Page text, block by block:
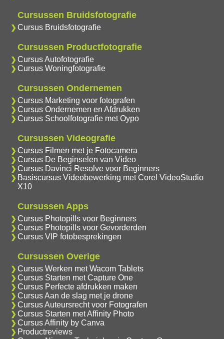
Cursussen Bruidsfotografie
Cursus Bruidsfotografie
Cursussen Productfotografie
Cursus Autofotografie
Cursus Woningfotografie
Cursussen Ondernemen
Cursus Marketing voor fotografen
Cursus Ondernemen en Afdrukken
Cursus Schoolfotografie met Oypo
Cursussen Videografie
Cursus Filmen met je Fotocamera
Cursus De Beginselen van Video
Cursus Davinci Resolve voor Beginners
Basiscursus Videobewerking met Corel VideoStudio
X10
Cursussen Apps
Cursus Photopills voor Beginners
Cursus Photopills voor Gevorderden
Cursus VIP fotobesprekingen
Cursussen Overige
Cursus Werken met Wacom Tablets
Cursus Starten met Capture One
Cursus Perfecte afdrukken maken
Cursus Aan de slag met je drone
Cursus Auteursrecht voor Fotografen
Cursus Starten met Affinity Photo
Cursus Affinity by Canva
Productreviews